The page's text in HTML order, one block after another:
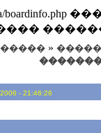
» �����
- 21:46:26